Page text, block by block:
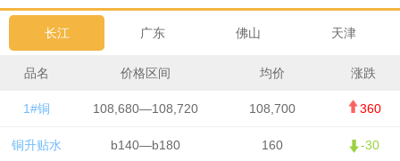
长江 广东 佛山 天津
品名 价格区间 均价 涨跌
1#铜 108,680—108,720 108,700 360
铜升贴水 b140—b180 160 -30